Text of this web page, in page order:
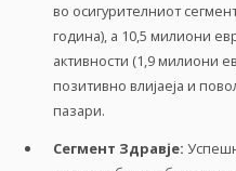
во осигурителниот
година), а 10,5 милиони
активности (1,9 милиони
позитивно влијаеја и
пазари.
Сегмент Здравје: